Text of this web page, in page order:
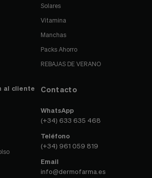
Solares
Vitamina
Manchas
Packs Ahorro
REBAJAS DE VERANO
al cliente Contacto
WhatsApp
(+34) 633 635 468
Teléfono
(+34) 961 059 819
Email
info@dermofarma.es